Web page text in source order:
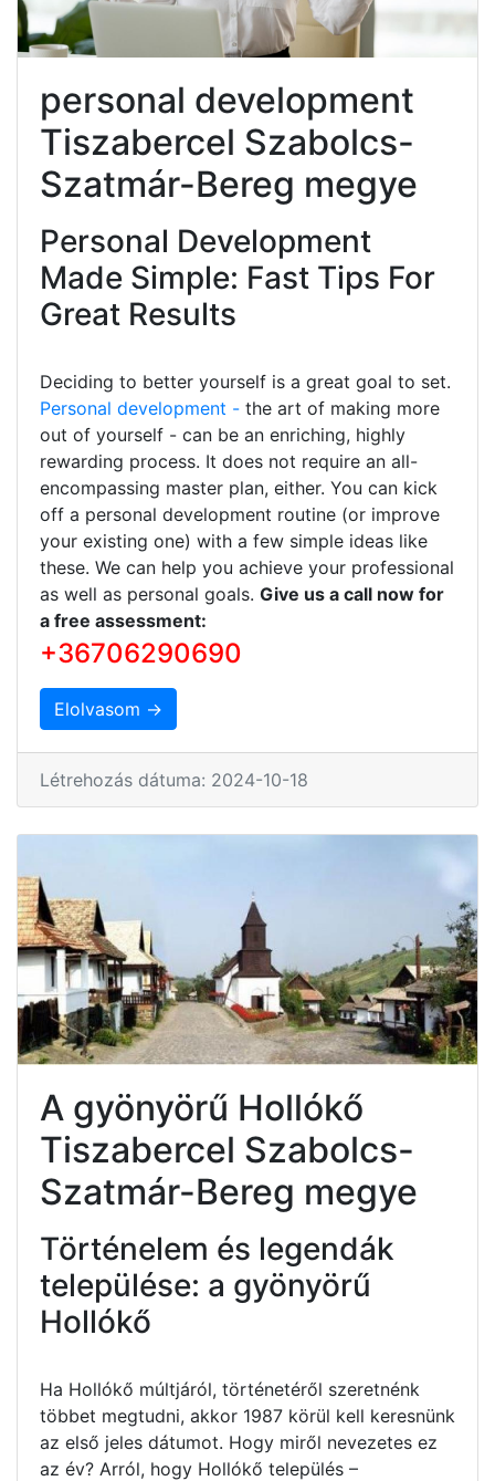
personal development
Tiszabercel Szabolcs-
Szatmár-Bereg megye
Personal Development
Made Simple: Fast Tips For
Great Results
Deciding to better yourself is a great goal to set.
Personal development - the art of making more
out of yourself - can be an enriching, highly
rewarding process. It does not require an all-
encompassing master plan, either. You can kick
off a personal development routine (or improve
your existing one) with a few simple ideas like
these. We can help you achieve your professional
as well as personal goals. Give us a call now for
a free assessment:
+36706290690
Elolvasom →
Létrehozás dátuma: 2024-10-18
A gyönyörű Hollókő
Tiszabercel Szabolcs-
Szatmár-Bereg megye
Történelem és legendák
települése: a gyönyörű
Hollókő
Ha Hollókő múltjáról, történetéről szeretnénk
többet megtudni, akkor 1987 körül kell keresnünk
az első jeles dátumot. Hogy miről nevezetes ez
az év? Arról, hogy Hollókő település –